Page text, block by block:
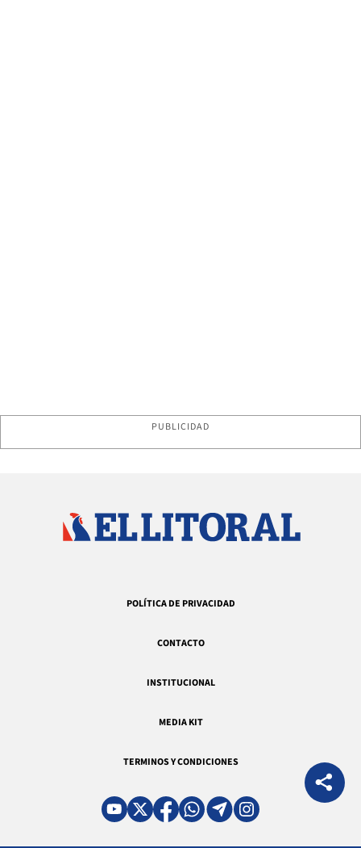
PUBLICIDAD
POLÍTICA DE PRIVACIDAD
CONTACTO
INSTITUCIONAL
MEDIA KIT
TERMINOS Y CONDICIONES